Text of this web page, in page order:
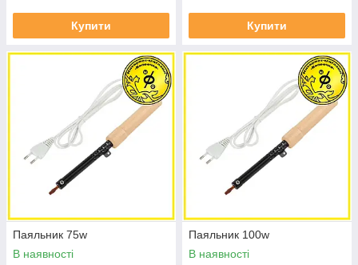
Купити Купити
Паяльник 75w
В наявності
Паяльник 100w
В наявності